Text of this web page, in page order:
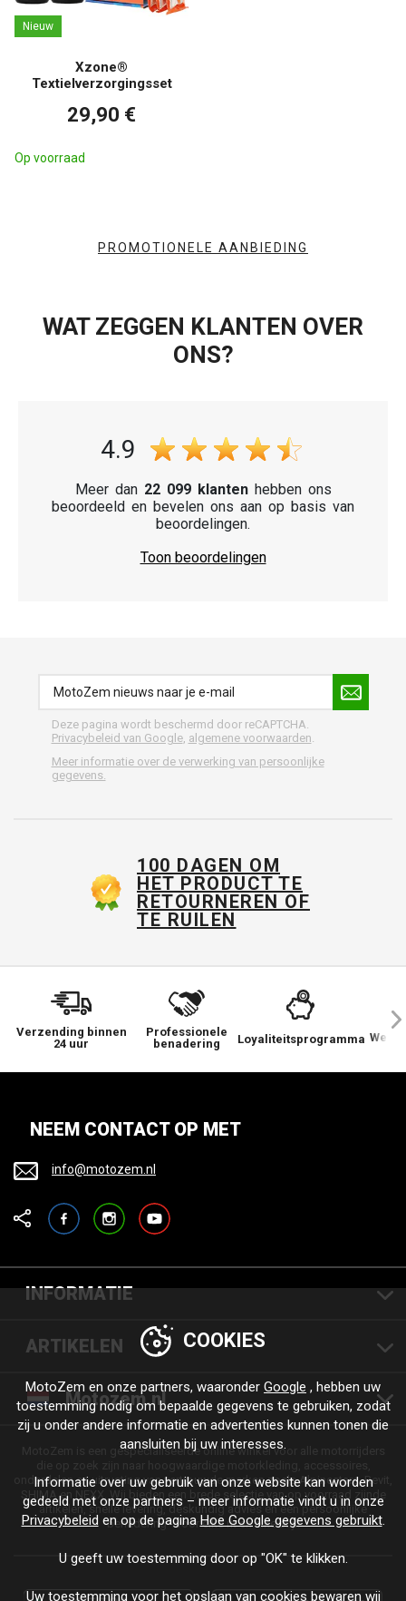
Nieuw
Xzone®
Textielverzorgingsset
29,90 €
Op voorraad
PROMOTIONELE AANBIEDING
WAT ZEGGEN KLANTEN OVER
ONS?
4.9
Meer dan 22 099 klantenhebben ons
beoordeeld en bevelen ons aan op basis van
beoordelingen.
Toon beoordelingen
Deze pagina wordt beschermd door reCAPTCHA.
Privacybeleid van Google, algemene voorwaarden
Meer informatie over de verwerking van persoonlijke
gegevens.
100 DAGEN OM
HET PRODUCT TE
RETOURNEREN OF
TE RUILEN
Verzending binnen
24 uur
Professionele
benadering
Loyaliteitsprogramma We
NEEM CONTACT OP MET
info@motozem.nl
FacebookInstagramYouTube
INFORMATIE
ARTIKELEN
Motozem.nl
MotoZem is een gespecialiseerde online winkel voor alle motorrijders
onderdelen en uitrusting van vertrouwde merken zoals Alpinestars, Revit,
SHIMA en NEXX. Wij bieden een brede selectie van op voorraad zijnde
artikelen, snelle levering, deskundig advies en een persoonlijke
benadering - voor elke rit en elke stijl.
COOKIES
MotoZem en onze partners, waaronder Google , hebben uw
toestemming nodig om bepaalde gegevens te gebruiken, zodat
zij u onder andere informatie en advertenties kunnen tonen die
aansluiten bij uw interesses.
Informatie over uw gebruik van onze website kan worden
gedeeld met onze partners – meer informatie vindt u in onze
Privacybeleid en op de pagina Hoe Google gegevens gebruikt.
U geeft uw toestemming door op "OK" te klikken.
Uw toestemming voor het opslaan van cookies bewaren wij